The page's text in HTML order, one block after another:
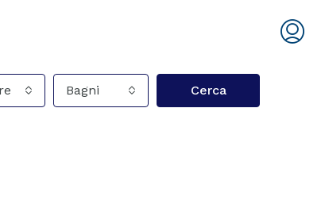
Bagni Cerca